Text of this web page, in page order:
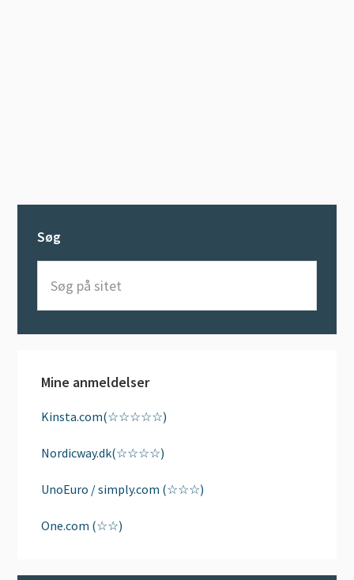
Søg
sitet
Mine anmeldelser
Kinsta.com(☆☆☆☆☆)
Nordicway.dk(☆☆☆☆)
UnoEuro / simply.com (☆☆☆)
One.com (☆☆)